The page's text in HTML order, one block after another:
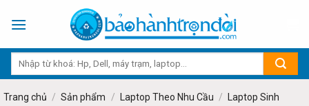
Trang chủ / Sản phẩm / Laptop Theo Nhu Cầu /
Laptop Sinh